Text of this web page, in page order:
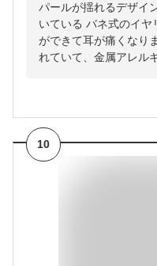
パールが揺れるデザイ
いている バネ式のイヤ
ができて耳が痛くなり
れていて、金属アレル
10